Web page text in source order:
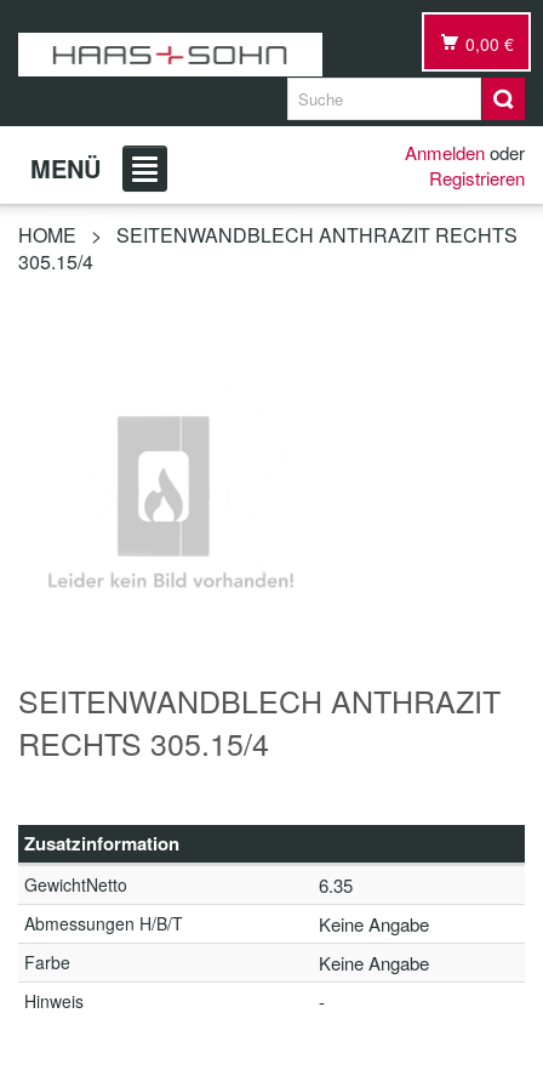
0,00 €
MENÜ Anmeldenoder
Registrieren
HOME >
SEITENWANDBLECH ANTHRAZIT RECHTS
305.15/4
SEITENWANDBLECH ANTHRAZIT
RECHTS 305.15/4
Zusatzinformation
GewichtNetto 6.35
Abmessungen H/B/T Keine Angabe
Farbe Keine Angabe
Hinweis -